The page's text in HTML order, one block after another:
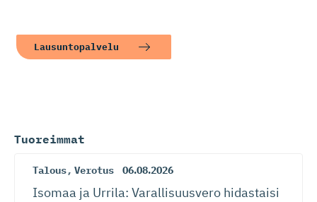
Lausuntopalvelu
Tuoreimmat
Talous, Verotus 06.08.2026
Isomaa ja Urrila: Varallisuusvero hidastaisi